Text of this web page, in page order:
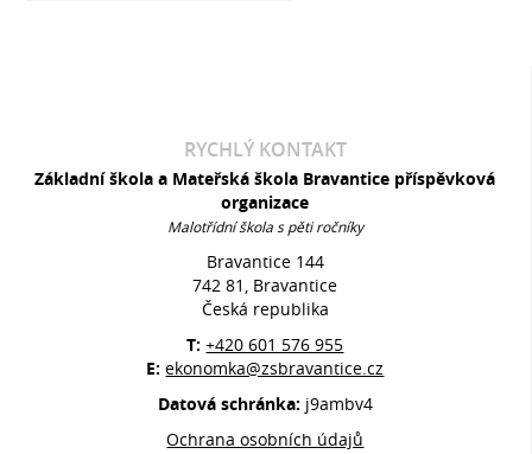
RYCHLÝ KONTAKT
Základní škola a Mateřská škola Bravantice příspěvková
organizace
Malotřídní škola s pěti ročníky
Bravantice 144
742 81, Bravantice
Česká republika
T:+420 601 576 955
E:ekonomka@zsbravantice.cz
Datová schránka: j9ambv4
Ochrana osobních údajů